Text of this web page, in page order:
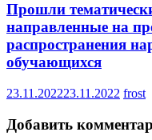
Прошли
направленные на
распространения
обучающихся
23.11.202223.11.2022 frost
Добавить